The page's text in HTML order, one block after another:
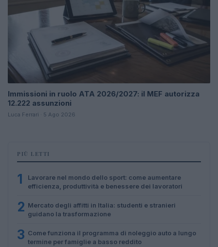
Immissioni in ruolo ATA 2026/2027: il MEF autorizza
12.222 assunzioni
Luca Ferrari · 5 Ago 2026
PIÙ LETTI
1
Lavorare nel mondo dello sport: come aumentare
efficienza, produttività e benessere dei lavoratori
2 Mercato degli affitti in Italia: studenti e stranieri
guidano la trasformazione
3 Come funziona il programma di noleggio auto a lungo
termine per famiglie a basso reddito